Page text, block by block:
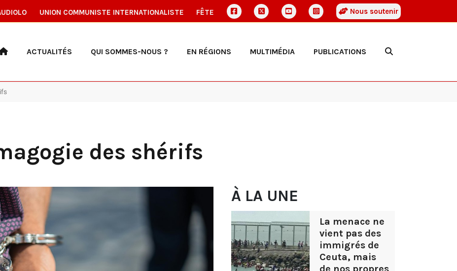
UNION COMMUNISTE INTERNATIONALISTE FÊTE Nous soutenir
ACTUALITÉS QUI SOMMES-NOUS ? EN RÉGIONS MULTIMÉDIA PUBLICATIONS
des shérifs
À LA UNE
La menace ne
vient pas des
immigrés de
Ceuta, mais
de nos propres